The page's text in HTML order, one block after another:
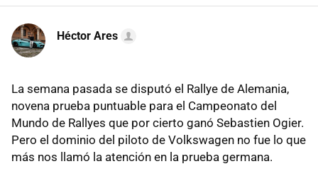
Héctor Ares
La semana pasada se disputó el Rallye de Alemania,
novena prueba puntuable para el Campeonato del
Mundo de Rallyes que por cierto ganó Sebastien Ogier.
Pero el dominio del piloto de Volkswagen no fue lo que
más nos llamó la atención en la prueba germana.